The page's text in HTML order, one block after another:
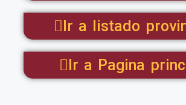
Ir a listado
Ir a Pagina